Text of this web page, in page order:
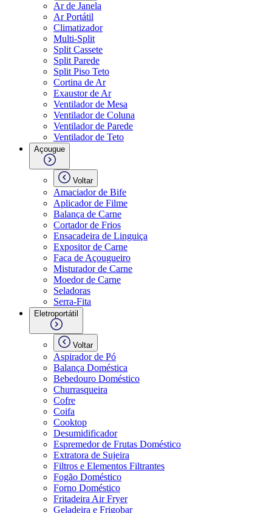
Ar de Janela
Ar Portátil
Climatizador
Multi-Split
Split Cassete
Split Parede
Split Piso Teto
Cortina de Ar
Exaustor de Ar
Ventilador de Mesa
Ventilador de Coluna
Ventilador de Parede
Ventilador de Teto
Açougue
Voltar
Amaciador de Bife
Aplicador de Filme
Balança de Carne
Cortador de Frios
Ensacadeira de Linguiça
Expositor de Carne
Faca de Açougueiro
Misturador de Carne
Moedor de Carne
Seladoras
Serra-Fita
Eletroportátil
Voltar
Aspirador de Pó
Balança Doméstica
Bebedouro Doméstico
Churrasqueira
Cofre
Coifa
Cooktop
Desumidificador
Espremedor de Frutas Doméstico
Extratora de Sujeira
Filtros e Elementos Filtrantes
Fogão Doméstico
Forno Doméstico
Fritadeira Air Fryer
Geladeira e Frigobar